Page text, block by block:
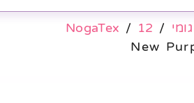
/
NogaTex / 12